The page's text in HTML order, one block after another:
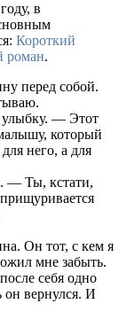
году, в
Короткий
роман.
перед собой.
— Этот
который
него, а для
— Ты, кстати,
Он тот, с кем я
мне забыть.
себя одно
он вернулся. И